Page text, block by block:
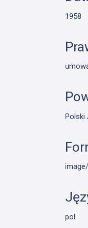
1958
Polski
pol